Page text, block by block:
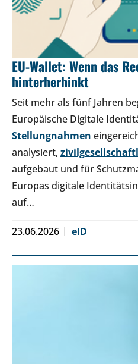
EU-Wallet: Wenn das
hinterherhinkt
Seit mehr als fünf Jahren
Europäische Digitale
Stellungnahmen
analysiert,
aufgebaut und für
Europas digitale
auf…
23.06.2026 eID